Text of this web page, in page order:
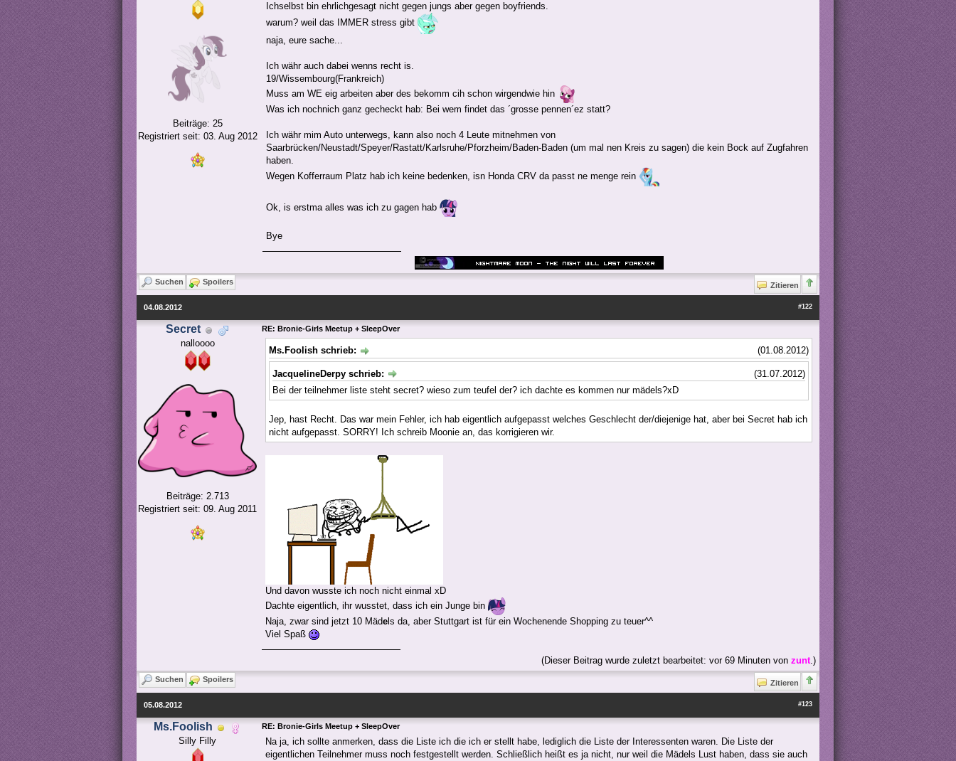
Beiträge: 25
Registriert seit: 03. Aug 2012
Ichselbst bin ehrlichgesagt nicht gegen jungs aber gegen boyfriends.
warum? weil das IMMER stress gibt
naja, eure sache...
Ich währ auch dabei wenns recht is.
19/Wissembourg(Frankreich)
Muss am WE eig arbeiten aber des bekomm cih schon wirgendwie hin
Was ich nochnich ganz gecheckt hab: Bei wem findet das ´grosse pennen´ez statt?
Ich währ mim Auto unterwegs, kann also noch 4 Leute mitnehmen von
Saarbrücken/Neustadt/Speyer/Rastatt/Karlsruhe/Pforzheim/Baden-Baden (um mal nen Kreis zu sagen) die kein Bock auf Zugfahren
haben.
Wegen Kofferraum Platz hab ich keine bedenken, isn Honda CRV da passt ne menge rein
Ok, is erstma alles was ich zu gagen hab
Bye
Suchen Spoilers Zitieren
#122
04.08.2012
Secret
nalloooo
Beiträge: 2.713
Registriert seit: 09. Aug 2011
RE: Bronie-Girls Meetup + SleepOver
(01.08.2012)
Ms.Foolish schrieb:
(31.07.2012)
JacquelineDerpy schrieb:
Bei der teilnehmer liste steht secret? wieso zum teufel der? ich dachte es kommen nur mädels?xD
Jep, hast Recht. Das war mein Fehler, ich hab eigentlich aufgepasst welches Geschlecht der/diejenige hat, aber bei Secret hab ich
nicht aufgepasst. SORRY! Ich schreib Moonie an, das korrigieren wir.
Und davon wusste ich noch nicht einmal xD
Dachte eigentlich, ihr wusstet, dass ich ein Junge bin
Naja, zwar sind jetzt 10 Mäde ls da, aber Stuttgart ist für ein Wochenende Shopping zu teuer^^
Viel Spaß
(Dieser Beitrag wurde zuletzt bearbeitet: vor 69 Minuten von zunt.)
Suchen Spoilers Zitieren
#123
05.08.2012
Ms.Foolish
Silly Filly
RE: Bronie-Girls Meetup + SleepOver
Na ja, ich sollte anmerken, dass die Liste ich die ich er stellt habe, lediglich die Liste der Interessenten waren. Die Liste der
eigentlichen Teilnehmer muss noch festgestellt werden. Schließlich heißt es ja nicht, nur weil die Mädels Lust haben, dass sie auch